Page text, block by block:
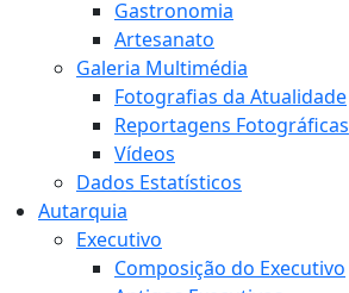
Gastronomia
Artesanato
Galeria Multimédia
Fotografias da Atualidade
Reportagens Fotográficas
Vídeos
Dados Estatísticos
Autarquia
Executivo
Composição do Executivo